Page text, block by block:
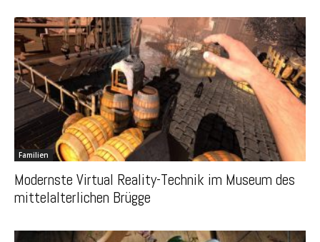
Familien
Modernste Virtual Reality-Technik im Museum des
mittelalterlichen Brügge